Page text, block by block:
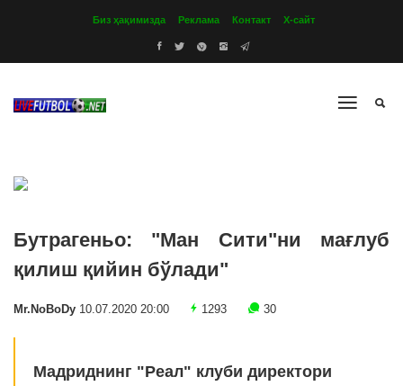
Биз ҳақимизда Реклама Контакт Х-сайт
Бутрагеньо: "Ман Сити"ни мағлуб
қилиш қийин бўлади"
Mr.NoBoDy 10.07.2020 20:00 1293 30
Мадриднинг "Реал" клуби директори